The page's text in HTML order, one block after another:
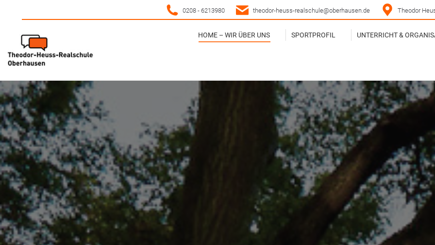
0208 - 6213980 theodor-heuss-realschule@oberhausen.de Theodor
HOME – WIR ÜBER UNS SPORTPROFIL UNTERRICHT &
HOME – WIR ÜBER UNS SPORTPROFIL UNTERRICHT &